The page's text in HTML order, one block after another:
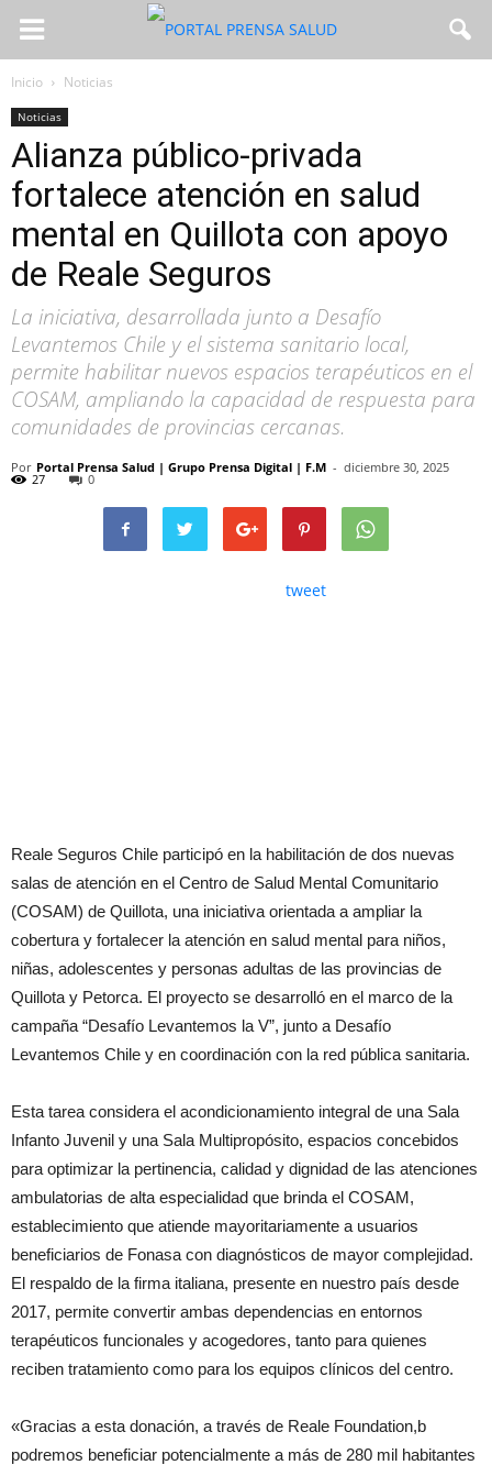
Inicio Noticias
Noticias
Alianza público-privada
fortalece atención en salud
mental en Quillota con apoyo
de Reale Seguros
La iniciativa, desarrollada junto a Desafío
Levantemos Chile y el sistema sanitario local,
permite habilitar nuevos espacios terapéuticos en el
COSAM, ampliando la capacidad de respuesta para
comunidades de provincias cercanas.
Por Portal Prensa Salud | Grupo Prensa Digital | F.M - diciembre 30, 2025
27 0
tweet
Reale Seguros Chile participó en la habilitación de dos nuevas
salas de atención en el Centro de Salud Mental Comunitario
(COSAM) de Quillota, una iniciativa orientada a ampliar la
cobertura y fortalecer la atención en salud mental para niños,
niñas, adolescentes y personas adultas de las provincias de
Quillota y Petorca. El proyecto se desarrolló en el marco de la
campaña “Desafío Levantemos la V”, junto a Desafío
Levantemos Chile y en coordinación con la red pública sanitaria.
Esta tarea considera el acondicionamiento integral de una Sala
Infanto Juvenil y una Sala Multipropósito, espacios concebidos
para optimizar la pertinencia, calidad y dignidad de las atenciones
ambulatorias de alta especialidad que brinda el COSAM,
establecimiento que atiende mayoritariamente a usuarios
beneficiarios de Fonasa con diagnósticos de mayor complejidad.
El respaldo de la firma italiana, presente en nuestro país desde
2017, permite convertir ambas dependencias en entornos
terapéuticos funcionales y acogedores, tanto para quienes
reciben tratamiento como para los equipos clínicos del centro.
«Gracias a esta donación, a través de Reale Foundation,b
podremos beneficiar potencialmente a más de 280 mil habitantes